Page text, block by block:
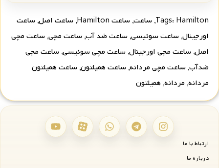
Tags: Hamilton
, ساعت, ساعت Hamilton , ساعت اصل, ساعت
اورجینال, ساعت سوئیسی, ساعت ضد آب, ساعت مچی, ساعت مچی
اصل, ساعت مچی اورجینال, ساعت مچی سوئیسی, ساعت مچی
ضدآب, ساعت مچی مردانه, ساعت همیلتون, ساعت همیلتون
مردانه, مردانه, همیلتون
ارتباط با ما
درباره ما